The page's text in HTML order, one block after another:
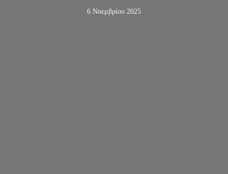
6 Νοεμβρίου 2025